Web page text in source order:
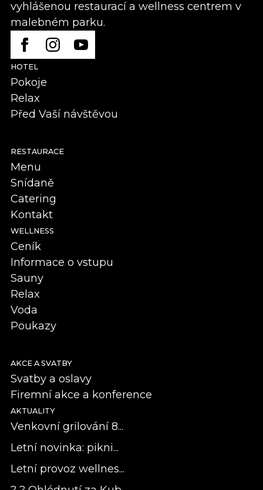
vyhlášenou restaurací a wellness centrem v
malebném parku.
HOTEL
Pokoje
Relax
Před Vaší návštěvou
RESTAURACE
Menu
Snídaně
Catering
Kontakt
WELLNESS
Ceník
Informace o vstupu
Sauny
Relax
Voda
Poukazy
AKCE A SVATBY
Svatby a oslavy
Firemní akce a konference
AKTUALITY
Venkovní grilování 8...
Letní novinka: pikni...
Letní provoz wellnes...